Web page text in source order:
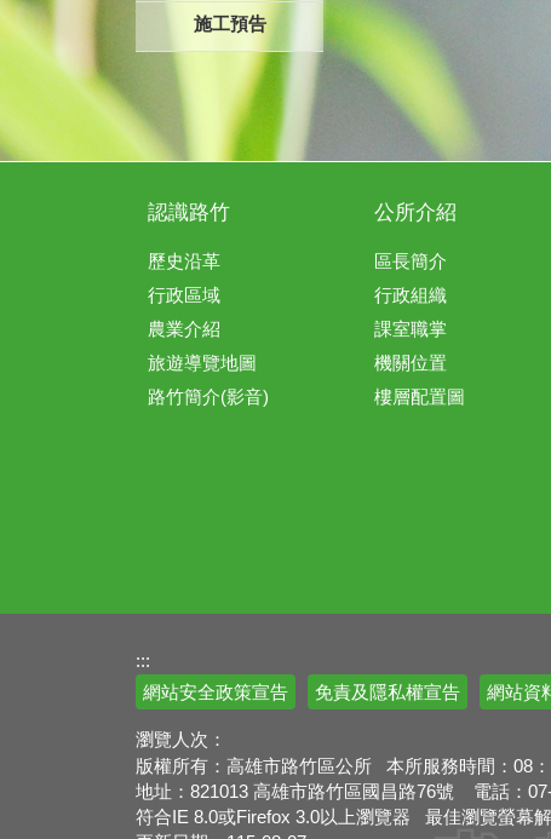
施工預告
認識路竹
歷史沿革
行政區域
農業介紹
旅遊導覽地圖
路竹簡介(影音)
公所介紹
區長簡介
行政組織
課室職掌
機關位置
樓層配置圖
:::
網站安全政策宣告
免責及隱私權宣告 網站資
瀏覽人次：
版權所有：高雄市路竹區公所 本所服務時間：08
地址：821013 高雄市路竹區國昌路76號 電話：
符合IE 8.0或Firefox 3.0以上瀏覽器 最佳瀏覽螢幕